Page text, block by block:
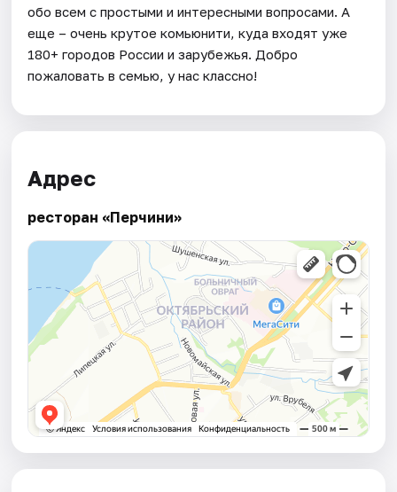
обо всем с простыми и интересными вопросами. А
еще – очень крутое комьюнити, куда входят уже
180+ городов России и зарубежья. Добро
пожаловать в семью, у нас классно!
Адрес
ресторан «Перчини»